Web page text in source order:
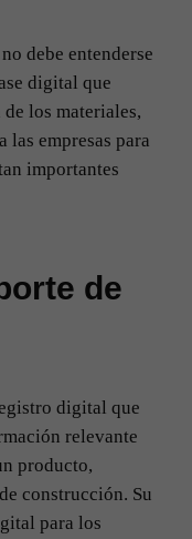
debe entenderse
digital que
los materiales,
empresas para
importantes
de
digital que
relevante
producto,
construcción. Su
para los